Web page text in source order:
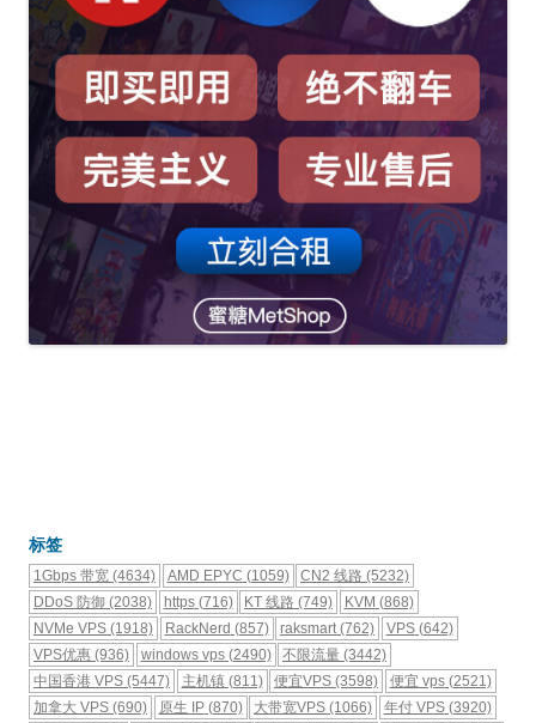
标签
1Gbps 带宽 (4634) AMD EPYC (1059) CN2 线路 (5232)
DDoS 防御 (2038) https(716) KT 线路 (749) KVM (868)
NVMe VPS (1918) RackNerd (857) raksmart(762) VPS(642)
VPS优惠 (936) windows vps(2490) 不限流量 (3442)
中国香港 VPS (5447) 主机镇(811) 便宜VPS (3598) 便宜 vps(2521)
加拿大 VPS (690) 原生 IP(870) 大带宽VPS (1066) 年付 VPS(3920)